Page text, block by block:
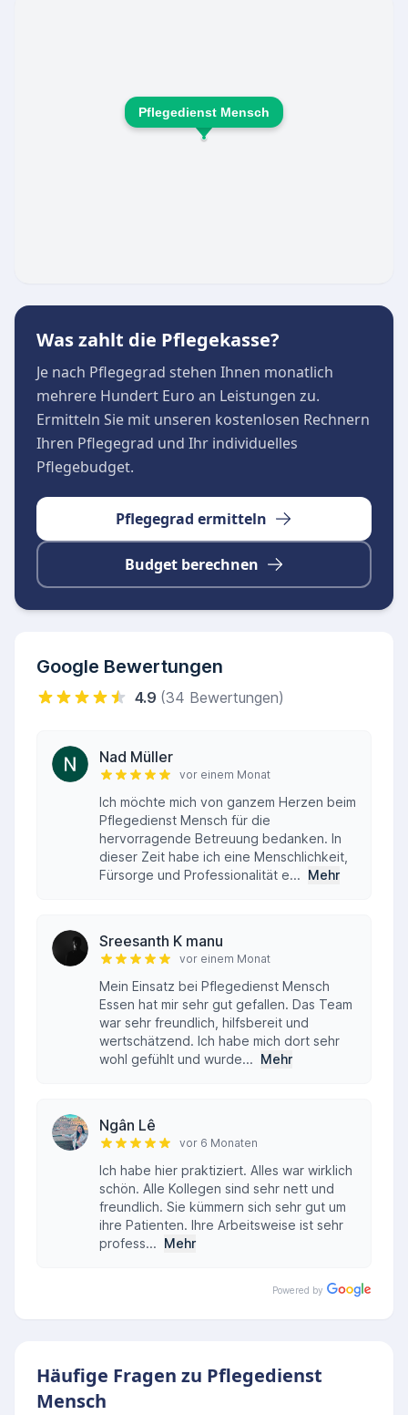
Fachmännische Wundversorgung durch
versteckte Kosten
Das Unternehmen legt zudem großen Wert auf
eine fundierte Nachwuchsförderung und
kooperiert bei der Ausbildung mit dem
evangelischen Fachseminar für Pflegeberufe.
Eine 24-stündige Erreichbarkeit stellt sicher,
dass Klienten jederzeit optimal versorgt sind.
Pflegedienst Mensch
Was zahlt die Pflegekasse?
Je nach Pflegegrad stehen Ihnen monatlich
mehrere Hundert Euro an Leistungen zu.
Ermitteln Sie mit unseren kostenlosen Rechnern
Ihren Pflegegrad und Ihr individuelles
Pflegebudget.
Pflegegrad ermitteln
Budget berechnen
Google Bewertungen
4.9 (34 Bewertungen)
Nad Müller
vor einem Monat
Ich möchte mich von ganzem Herzen beim
Pflegedienst Mensch für die
hervorragende Betreuung bedanken. In
dieser Zeit habe ich eine Menschlichkeit,
Fürsorge und Professionalität e... Mehr
Sreesanth K manu
vor einem Monat
Mein Einsatz bei Pflegedienst Mensch
Essen hat mir sehr gut gefallen. Das Team
war sehr freundlich, hilfsbereit und
wertschätzend. Ich habe mich dort sehr
wohl gefühlt und wurde... Mehr
Ngân Lê
vor 6 Monaten
Ich habe hier praktiziert. Alles war wirklich
schön. Alle Kollegen sind sehr nett und
freundlich. Sie kümmern sich sehr gut um
ihre Patienten. Ihre Arbeitsweise ist sehr
profess... Mehr
Powered by
Häufige Fragen zu Pflegedienst
Mensch